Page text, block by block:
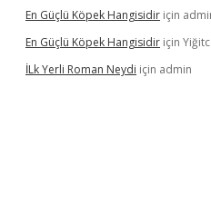
En Güçlü Köpek Hangisidir için
En Güçlü Köpek Hangisidir için
İLk Yerli Roman Neydi için admin